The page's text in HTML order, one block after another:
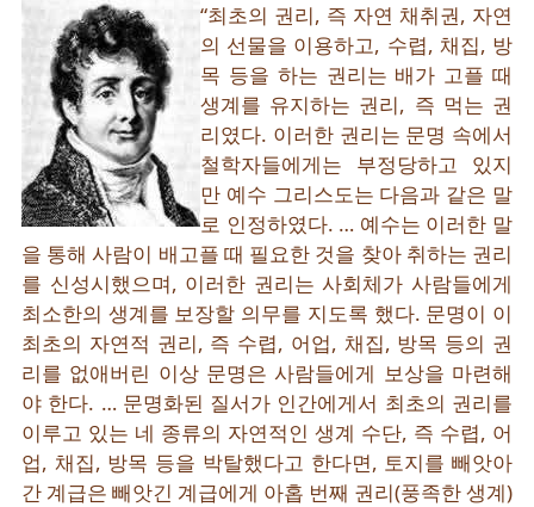
“최초의 권리, 즉 자연 채취권, 자연
의 선물을 이용하고, 수렵, 채집, 방
목 등을 하는 권리는 배가 고플 때
생계를 유지하는 권리, 즉 먹는 권
리였다. 이러한 권리는 문명 속에서
철학자들에게는 부정당하고 있지
만 예수 그리스도는 다음과 같은 말
로 인정하였다. … 예수는 이러한 말
을 통해 사람이 배고플 때 필요한 것을 찾아 취하는 권리
를 신성시했으며, 이러한 권리는 사회체가 사람들에게
최소한의 생계를 보장할 의무를 지도록 했다. 문명이 이
최초의 자연적 권리, 즉 수렵, 어업, 채집, 방목 등의 권
리를 없애버린 이상 문명은 사람들에게 보상을 마련해
야 한다. … 문명화된 질서가 인간에게서 최초의 권리를
이루고 있는 네 종류의 자연적인 생계 수단, 즉 수렵, 어
업, 채집, 방목 등을 박탈했다고 한다면, 토지를 빼앗아
간 계급은 빼앗긴 계급에게 아홉 번째 권리(풍족한 생계)